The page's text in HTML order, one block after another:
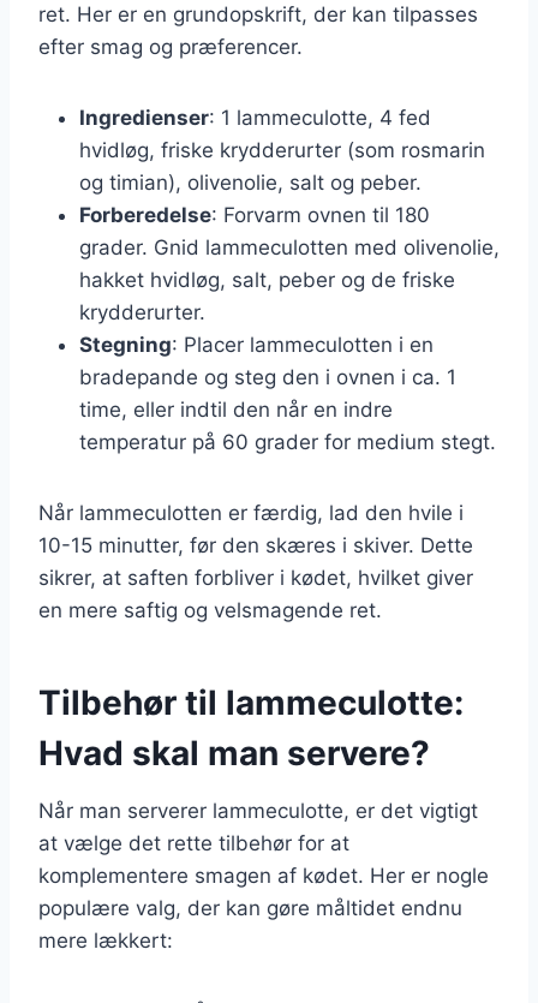
ret. Her er en grundopskrift, der kan tilpasses
efter smag og præferencer.
Ingredienser: 1 lammeculotte, 4 fed
hvidløg, friske krydderurter (som rosmarin
og timian), olivenolie, salt og peber.
Forberedelse: Forvarm ovnen til 180
grader. Gnid lammeculotten med olivenolie,
hakket hvidløg, salt, peber og de friske
krydderurter.
Stegning: Placer lammeculotten i en
bradepande og steg den i ovnen i ca. 1
time, eller indtil den når en indre
temperatur på 60 grader for medium stegt.
Når lammeculotten er færdig, lad den hvile i
10-15 minutter, før den skæres i skiver. Dette
sikrer, at saften forbliver i kødet, hvilket giver
en mere saftig og velsmagende ret.
Tilbehør til lammeculotte:
Hvad skal man servere?
Når man serverer lammeculotte, er det vigtigt
at vælge det rette tilbehør for at
komplementere smagen af kødet. Her er nogle
populære valg, der kan gøre måltidet endnu
mere lækkert: